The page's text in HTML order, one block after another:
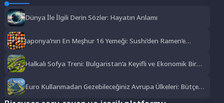
Dünya İle İlgili Derin Sözler: Hayatın Anlamı
Japonya’nın En Meşhur 16 Yemeği: Sushi’den Ramen’e
Halkalı Sofya Treni: Bulgaristan’a Keyifli ve Ekonomik Bir
Euro Kullanmadan Gezebileceğiniz Avrupa Ülkeleri: Bütçe